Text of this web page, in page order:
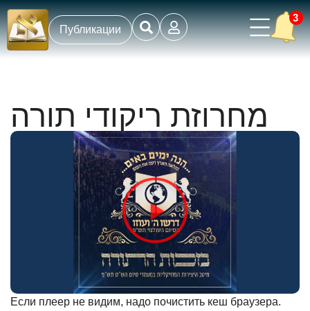
Публикации
3
מחרוזת ריקודי תורה
Если плеер не видим, надо почистить кеш браузера.